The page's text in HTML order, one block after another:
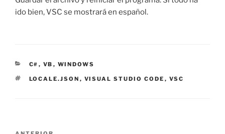
ido bien, VSC se mostrará en español.
CATEGORÍAS
C# , VB , WINDOWS
ETIQUETAS
LOCALE.JSON , VISUAL STUDIO CODE , VSC
Navegación